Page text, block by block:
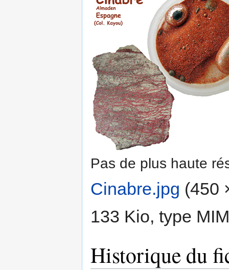
Pas de plus haute
Cinabre.jpg (450
133 Kio, type
Historique du